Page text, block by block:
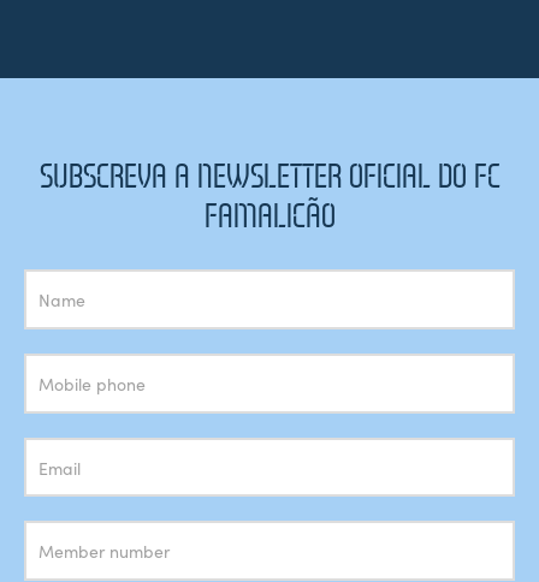
SUBSCREVA A NEWSLETTER OFICIAL DO FC
FAMALICÃO
Subscrição
Newsletter